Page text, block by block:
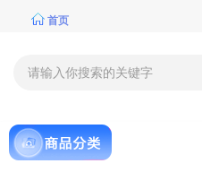
首页